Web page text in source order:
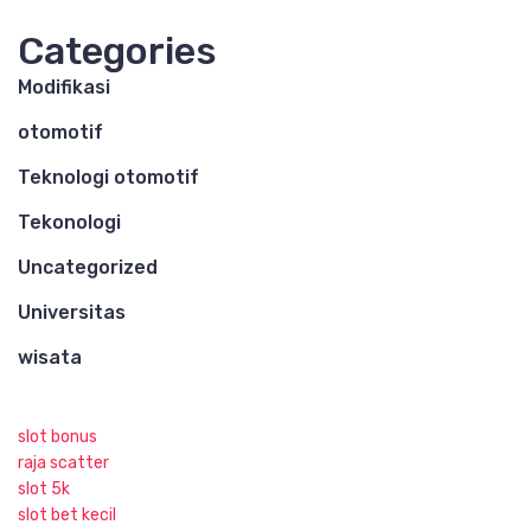
Categories
Modifikasi
otomotif
Teknologi otomotif
Tekonologi
Uncategorized
Universitas
wisata
slot bonus
raja scatter
slot 5k
slot bet kecil